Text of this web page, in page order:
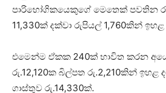
පාරිභෝගිකයෙකුගේ මෙතෙක් පවතින
11,330ක් දක්වා රුපියල් 1,760කින් ඉහළ
එමෙන්ම ඒකක 240ක් භාවිත කරන
රු.12,120ක බිල්පත රු.2,210කින් ඉහළ
ගාස්තුව රු.14,330ක්.